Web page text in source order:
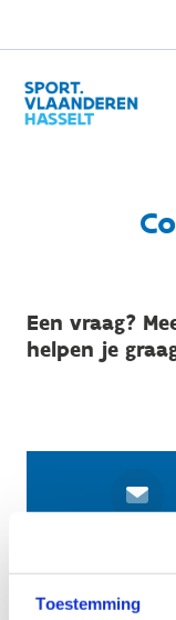
Toestemming
Een vraag?
helpen je